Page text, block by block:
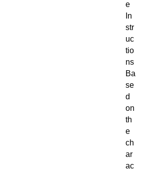
e
In
str
uc
tio
ns
Ba
se
d
on
th
e
ch
ar
ac